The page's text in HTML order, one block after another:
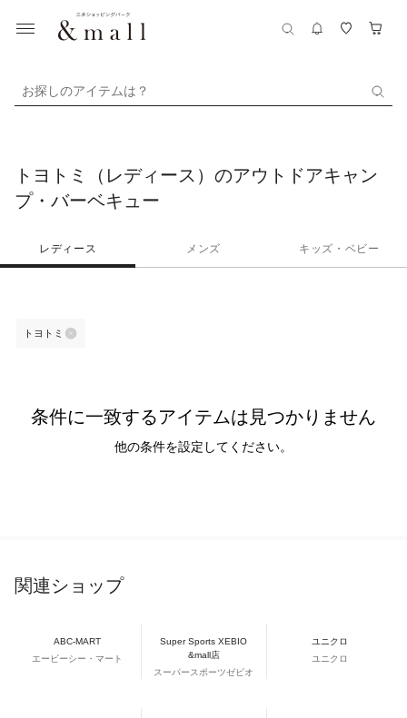
お探しのアイテムは？
トヨトミ（レディース）のアウトドアキャン
プ・バーベキュー
レディース メンズ キッズ・ベビー
トヨトミ
条件に一致するアイテムは見つかりません
他の条件を設定してください。
関連ショップ
ABC-MART
エービーシー・マート
Super Sports XEBIO
&mall店
スーパースポーツゼビオ
ユニクロ
ユニクロ